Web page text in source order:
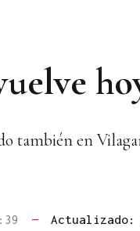
también en
— Actualizado: